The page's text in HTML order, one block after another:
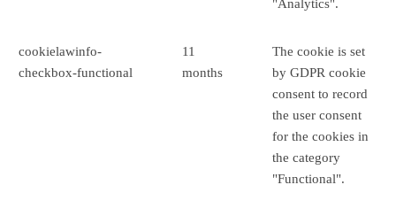
"Analytics".
cookielawinfo-
checkbox-functional
11
months
The cookie is set
by GDPR cookie
consent to record
the user consent
for the cookies in
the category
"Functional".